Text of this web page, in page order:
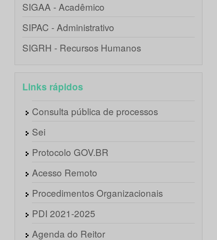
SIGAA - Acadêmico
SIPAC - Administrativo
SIGRH - Recursos Humanos
Links rápidos
Consulta pública de processos
Sei
Protocolo GOV.BR
Acesso Remoto
Procedimentos Organizacionais
PDI 2021-2025
Agenda do Reitor